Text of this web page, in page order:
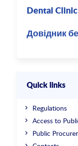
Dental Clinic
Довідник
Quick links
Regulations
Access to
Public